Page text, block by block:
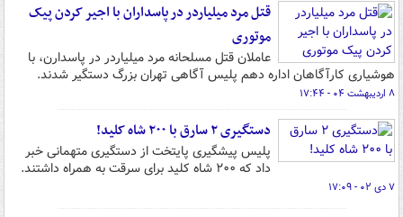
قتل مرد میلیاردر در پاسداران با اجیر کردن پیک
موتوری
عاملان قتل مسلحانه مرد میلیاردر در پاسدارن، با
هوشیاری کارآگاهان اداره دهم پلیس آگاهی تهران بزرگ دستگیر شدند.
۸ اردیبهشت ۰۴ - ۱۷:۴۴
دستگیری ۲ سارق با ۲۰۰ شاه کلید!
پلیس‌ پیشگیری پایتخت از دستگیری متهمانی خبر
داد که ۲۰۰ شاه کلید برای سرقت به همراه داشتند.
۷ دی ۰۲ - ۱۷:۰۹